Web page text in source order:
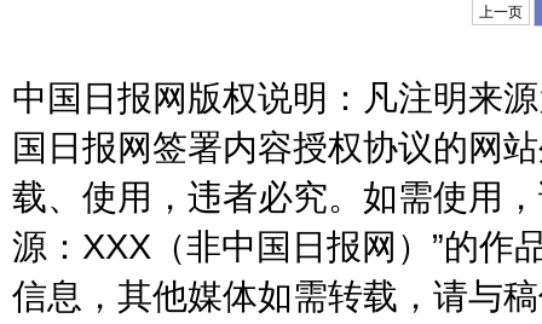
上一页
中国日报网版权说明：凡注明来
国日报网签署内容授权协议的网
载、使用，违者必究。如需使用
源：XXX（非中国日报网）”的作
信息，其他媒体如需转载，请与